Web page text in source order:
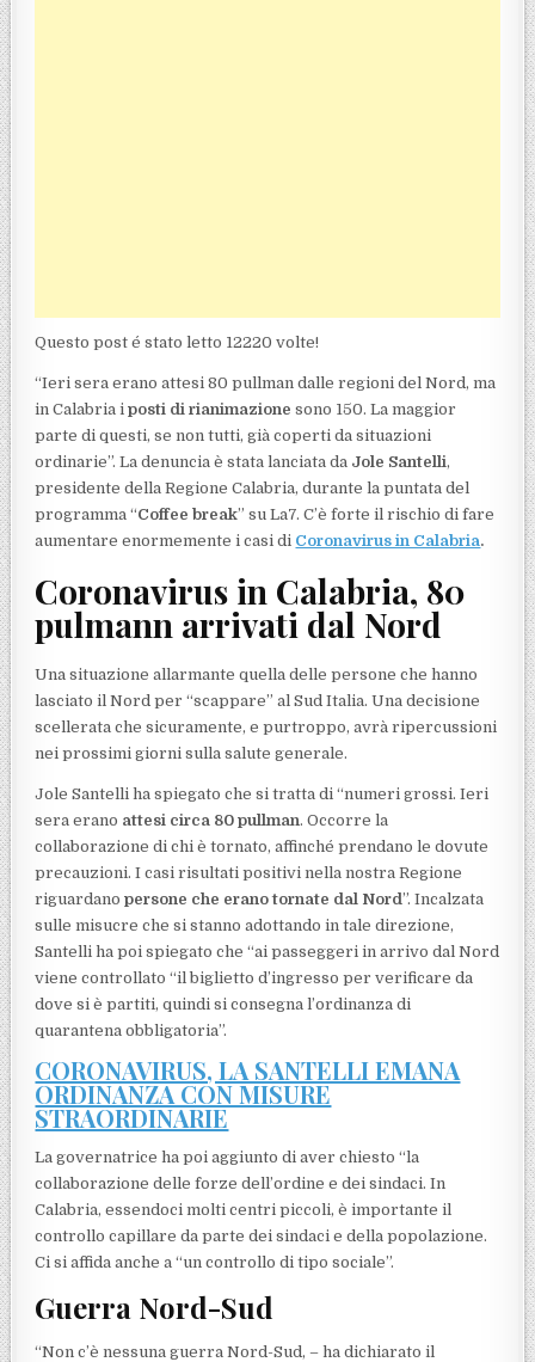
Questo post é stato letto 12220 volte!
“Ieri sera erano attesi 80 pullman dalle regioni del Nord, ma
in Calabria iposti di rianimazione sono 150. La maggior
parte di questi, se non tutti, già coperti da situazioni
ordinarie”. La denuncia è stata lanciata da Jole Santelli,
presidente della Regione Calabria, durante la puntata del
programma “Coffee break” su La7. C’è forte il rischio di fare
aumentare enormemente i casi di Coronavirus in Calabria.
Coronavirus in Calabria, 80
pulmann arrivati dal Nord
Una situazione allarmante quella delle persone che hanno
lasciato il Nord per “scappare” al Sud Italia. Una decisione
scellerata che sicuramente, e purtroppo, avrà ripercussioni
nei prossimi giorni sulla salute generale.
Jole Santelli ha spiegato che si tratta di “numeri grossi. Ieri
sera erano attesi circa 80 pullman. Occorre la
collaborazione di chi è tornato, affinché prendano le dovute
precauzioni. I casi risultati positivi nella nostra Regione
riguardanopersone che erano tornate dal Nord”. Incalzata
sulle misucre che si stanno adottando in tale direzione,
Santelli ha poi spiegato che “ai passeggeri in arrivo dal Nord
viene controllato “il biglietto d’ingresso per verificare da
dove si è partiti, quindi si consegna l’ordinanza di
quarantena obbligatoria”.
CORONAVIRUS, LA SANTELLI EMANA
ORDINANZA CON MISURE
STRAORDINARIE
La governatrice ha poi aggiunto di aver chiesto “la
collaborazione delle forze dell’ordine e dei sindaci. In
Calabria, essendoci molti centri piccoli, è importante il
controllo capillare da parte dei sindaci e della popolazione.
Ci si affida anche a “un controllo di tipo sociale”.
Guerra Nord-Sud
“Non c’è nessuna guerra Nord-Sud, – ha dichiarato il